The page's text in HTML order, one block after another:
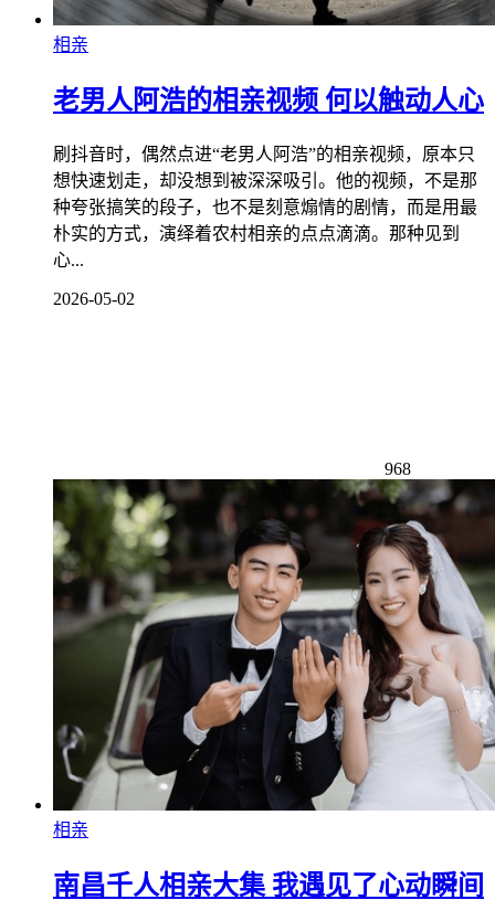
相亲
老男人阿浩的相亲视频 何以触动人心
刷抖音时，偶然点进“老男人阿浩”的相亲视频，原本只
想快速划走，却没想到被深深吸引。他的视频，不是那
种夸张搞笑的段子，也不是刻意煽情的剧情，而是用最
朴实的方式，演绎着农村相亲的点点滴滴。那种见到
心...
2026-05-02
968
相亲
南昌千人相亲大集 我遇见了心动瞬间